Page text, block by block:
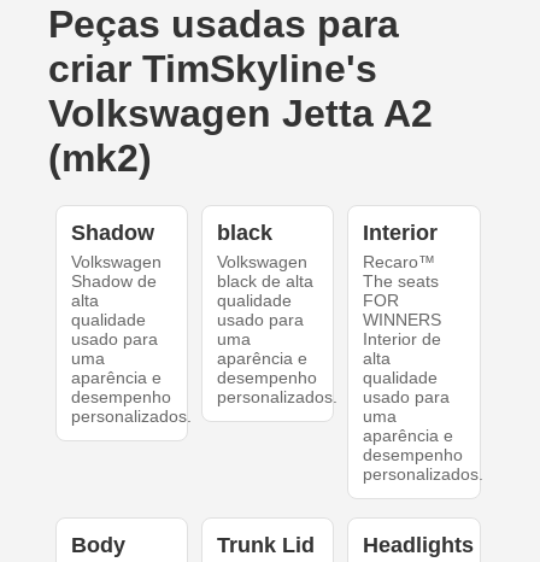
Peças usadas para
criar TimSkyline's
Volkswagen Jetta A2
(mk2)
Shadow
Volkswagen
Shadow de
alta
qualidade
usado para
uma
aparência e
desempenho
personalizados.
black
Volkswagen
black de alta
qualidade
usado para
uma
aparência e
desempenho
personalizados.
Interior
Recaro™
The seats
FOR
WINNERS
Interior de
alta
qualidade
usado para
uma
aparência e
desempenho
personalizados.
Body Trunk Lid Headlights